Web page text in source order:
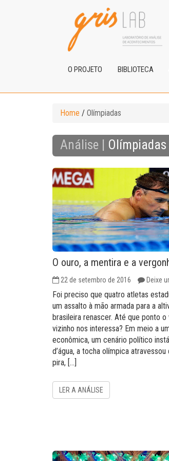
O PROJETO BIBLIOTECA
Home / Olímpiadas
Análise | Olímpiadas
O ouro, a mentira e a
22 de setembro de 2016 Deixe
Foi preciso que quatro atletas
um assalto à mão armada para a
brasileira renascer. Até que ponto
vizinho nos interessa? Em meio a
econômica, um cenário político
d’água, a tocha olímpica
pira, […]
LER A ANÁLISE